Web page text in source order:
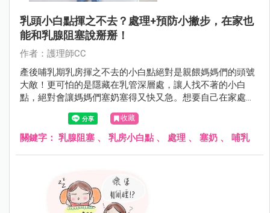
乳頭小白點揮之不去？處理+預防小撇步，在家也
能和乳腺阻塞說掰掰！
作者：護理師CC
產後哺乳期乳房揮之不去的小白點絕對是親餵媽媽們的頭號
大敵！更可怕的是隱藏在乳管深層處，讓人找不著的小白
點，絕對會讓媽媽們塞奶塞得又快又急。想要自己在家處理
小白點，一起來看看護理師媽咪透過自身經驗總結出來的撇
步和預防方法，跟乳腺阻塞說掰掰～
收藏
關鍵字： 乳腺阻塞 、 乳房小白點 、 處理 、 塞奶 、 哺乳